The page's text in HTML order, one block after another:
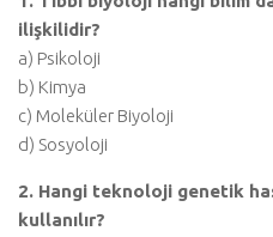
ilişkilidir?
a) Psikoloji
b) Kimya
c) Moleküler Biyoloji
d) Sosyoloji
2. Hangi teknoloji genetik
kullanılır?